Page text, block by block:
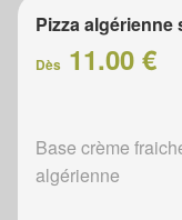
Pizza algérienne
Dès 11.00 €
Base crème
algérienne